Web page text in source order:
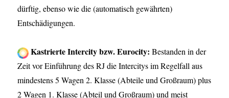
dürftig, ebenso wie die (automatisch gewährten)
Entschädigungen.
Kastrierte Intercity bzw. Eurocity: Bestanden in der
Zeit vor Einführung des RJ die Intercitys im Regelfall aus
mindestens 5 Wagen 2. Klasse (Abteile und Großraum) plus
2 Wagen 1. Klasse (Abteil und Großraum) und meist